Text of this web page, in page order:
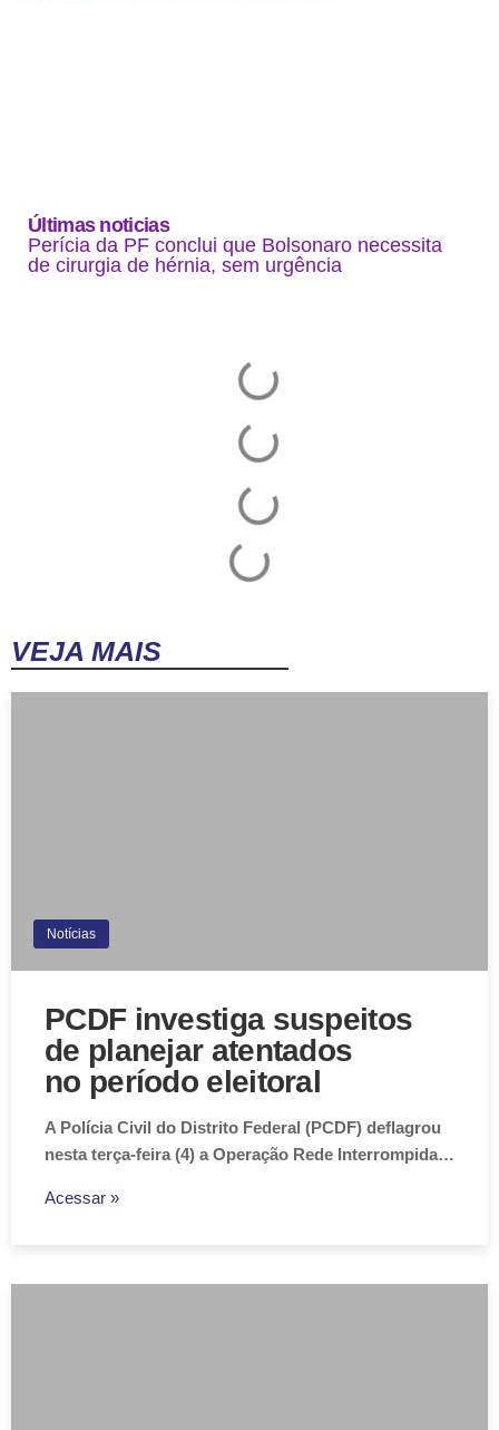
Últimas noticias
Perícia da PF conclui que Bolsonaro necessita
de cirurgia de hérnia, sem urgência
VEJA MAIS
Notícias
PCDF investiga suspeitos
de planejar atentados
no período eleitoral
A Polícia Civil do Distrito Federal (PCDF) deflagrou
nesta terça-feira (4) a Operação Rede Interrompida…
Acessar »